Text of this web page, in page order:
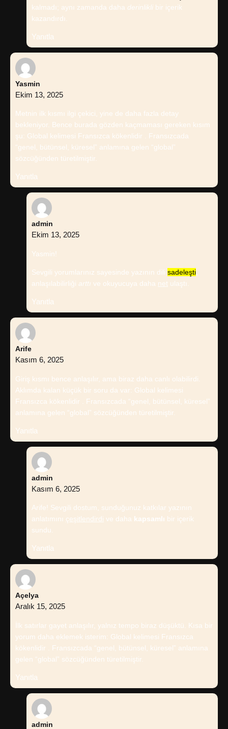
kalmadı; aynı zamanda daha derinlikli bir içerik
kazandırdı.
Yanıtla
Yasmin
Ekim 13, 2025
Metnin ilk kısmı ilgi çekici, yine de daha fazla detay
bekleniyor. Bence burada gözden kaçmaması gereken kısım
şu: Global kelimesi Fransızca kökenlidir . Fransızcada
“genel, bütünsel, küresel” anlamına gelen “global”
sözcüğünden türetilmiştir.
Yanıtla
admin
Ekim 13, 2025
Yasmin!
Sevgili yorumlarınız sayesinde yazının dili sadeleşti
anlaşılabilirliği arttı ve okuyucuya daha net ulaştı.
Yanıtla
Arife
Kasım 6, 2025
Giriş kısmı bence anlaşılır, ama biraz daha canlı olabilirdi.
Aklımda kalan küçük bir soru da var: Global kelimesi
Fransızca kökenlidir . Fransızcada “genel, bütünsel, küresel”
anlamına gelen “global” sözcüğünden türetilmiştir.
Yanıtla
admin
Kasım 6, 2025
Arife! Sevgili dostum, sunduğunuz katkılar yazının
anlatımını çeşitlendirdi ve daha kapsamlı bir içerik
sundu.
Yanıtla
Açelya
Aralık 15, 2025
İlk satırlar gayet anlaşılır, yalnız tempo biraz düşüktü. Kısa bir
yorum daha eklemek isterim: Global kelimesi Fransızca
kökenlidir . Fransızcada “genel, bütünsel, küresel” anlamına
gelen “global” sözcüğünden türetilmiştir.
Yanıtla
admin